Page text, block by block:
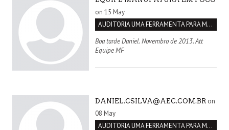
on 15 May
AUDITORIA UMA FERRAMENTA PARA MELHORIA CONTÍNUA
Boa tarde Daniel. Novembro de 2013. Att
Equipe MF
DANIEL.CSILVA@AEC.COM.BR on
08 May
AUDITORIA UMA FERRAMENTA PARA MELHORIA CONTÍNUA